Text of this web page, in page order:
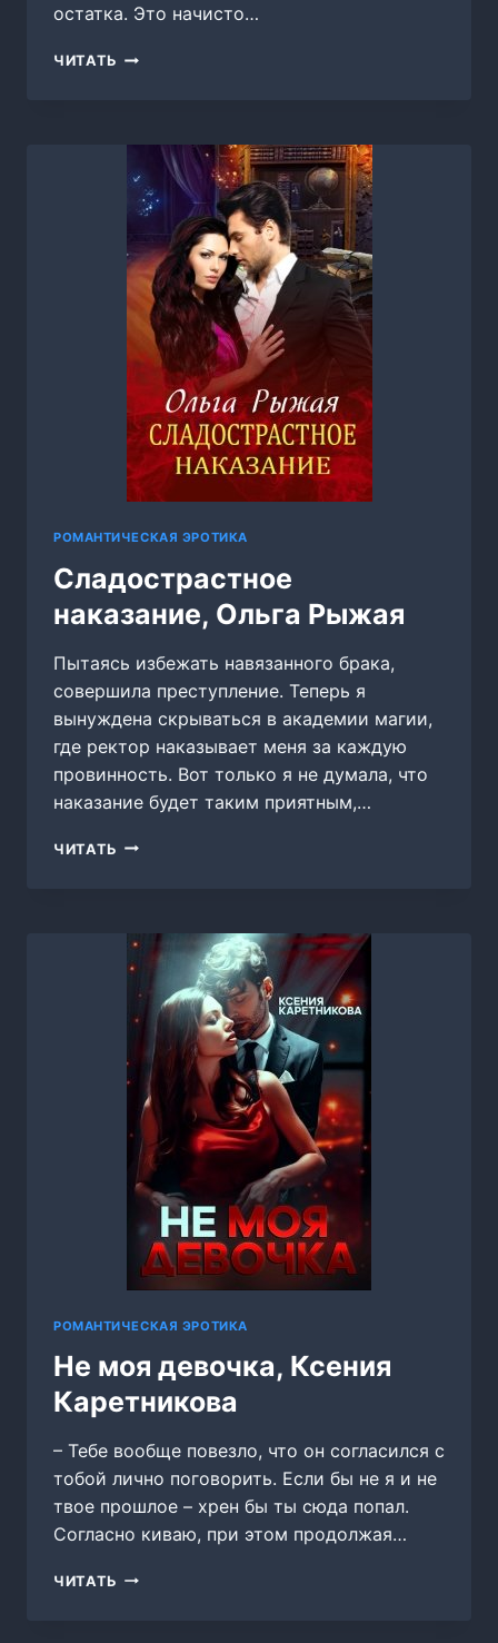
остатка. Это начисто…
ЧИТАТЬ ПОД
НЕВЕЛИЧКА
РОМАНТИЧЕСКАЯ ЭРОТИКА
Сладострастное
наказание, Ольга Рыжая
Пытаясь избежать навязанного брака,
совершила преступление. Теперь я
вынуждена скрываться в академии магии,
где ректор наказывает меня за каждую
провинность. Вот только я не думала, что
наказание будет таким приятным,…
ЧИТАТЬ СЛАДОСТРАСТНОЕ
РОМАНТИЧЕСКАЯ ЭРОТИКА
Не моя девочка, Ксения
Каретникова
– Тебе вообще повезло, что он согласился с
тобой лично поговорить. Если бы не я и не
твое прошлое – хрен бы ты сюда попал.
Согласно киваю, при этом продолжая…
ЧИТАТЬ НЕ